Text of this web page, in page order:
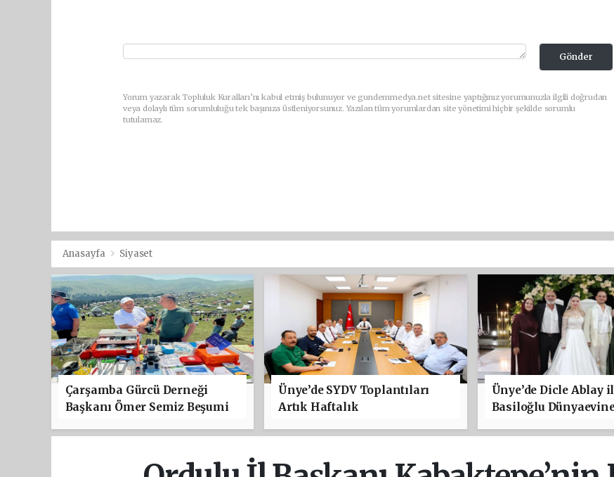
Gönder
Yorum yazarak Topluluk Kuralları’nı kabul etmiş bulunuyor ve gundemmedya.net sitesine yaptığınız yorumunuzla ilgili doğrudan
veya dolaylı tüm sorumluluğu tek başınıza üstleniyorsunuz. Yazılan tüm yorumlardan site yönetimi hiçbir şekilde sorumlu
tutulamaz.
Anasayfa Siyaset
Çarşamba Gürcü Derneği
Başkanı Ömer Semiz Beşumi
Ünye’de SYDV Toplantıları
Artık Haftalık
Ünye’de Dicle Ablay
Basiloğlu